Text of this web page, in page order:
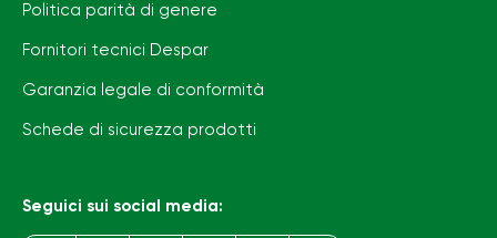
Politica parità di genere
Fornitori tecnici Despar
Garanzia legale di conformità
Schede di sicurezza prodotti
Seguici sui social media: